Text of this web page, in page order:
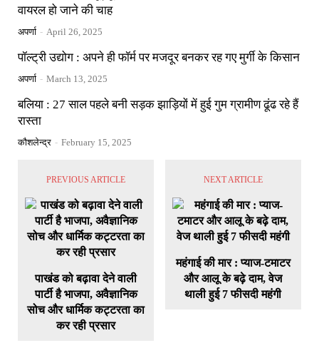
वायरल हो जाने की चाह
अपर्णा - April 26, 2025
पॉल्ट्री उद्योग : अपने ही फॉर्म पर मजदूर बनकर रह गए मुर्गी के किसान
अपर्णा - March 13, 2025
बलिया : 27 साल पहले बनी सड़क झाड़ियों में हुई गुम ग्रामीण ढूंढ रहे हैं
रास्ता
कौशलेन्द्र - February 15, 2025
PREVIOUS ARTICLE
पाखंड को बढ़ावा देने वाली
पार्टी है भाजपा, अवैज्ञानिक
सोच और धार्मिक कट्टरता का
कर रही प्रसार
NEXT ARTICLE
महंगाई की मार : प्याज-टमाटर
और आलू के बढ़े दाम, वेज
थाली हुई 7 फीसदी महंगी